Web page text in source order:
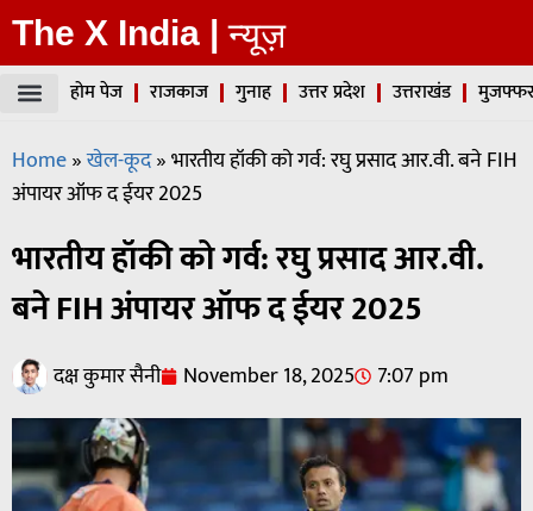
The X India | न्यूज़
होम पेज राजकाज गुनाह उत्तर प्रदेश उत्तराखंड
Home»खेल-कूद»भारतीय हॉकी को गर्व: रघु प्रसाद आर.वी. बने FIH
अंपायर ऑफ द ईयर 2025
भारतीय हॉकी को गर्व: रघु प्रसाद आर.वी.
बने FIH अंपायर ऑफ द ईयर 2025
दक्ष कुमार सैनी November 18, 2025 7:07 pm